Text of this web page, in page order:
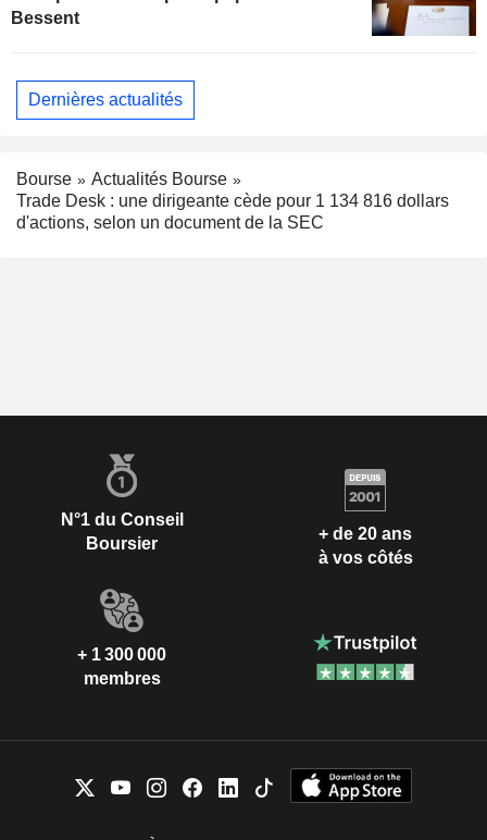
Bessent
Dernières actualités
Bourse
Actualités Bourse
Trade Desk : une dirigeante cède pour 1 134 816 dollars
d'actions, selon un document de la SEC
N°1 du Conseil
Boursier
+ de 20 ans
à vos côtés
+ 1 300 000
membres